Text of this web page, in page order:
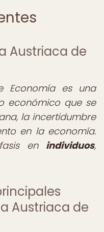
Austriaca de
Economía es una
económico que se
la incertidumbre
en la economía.
en individuos,
Austriaca de